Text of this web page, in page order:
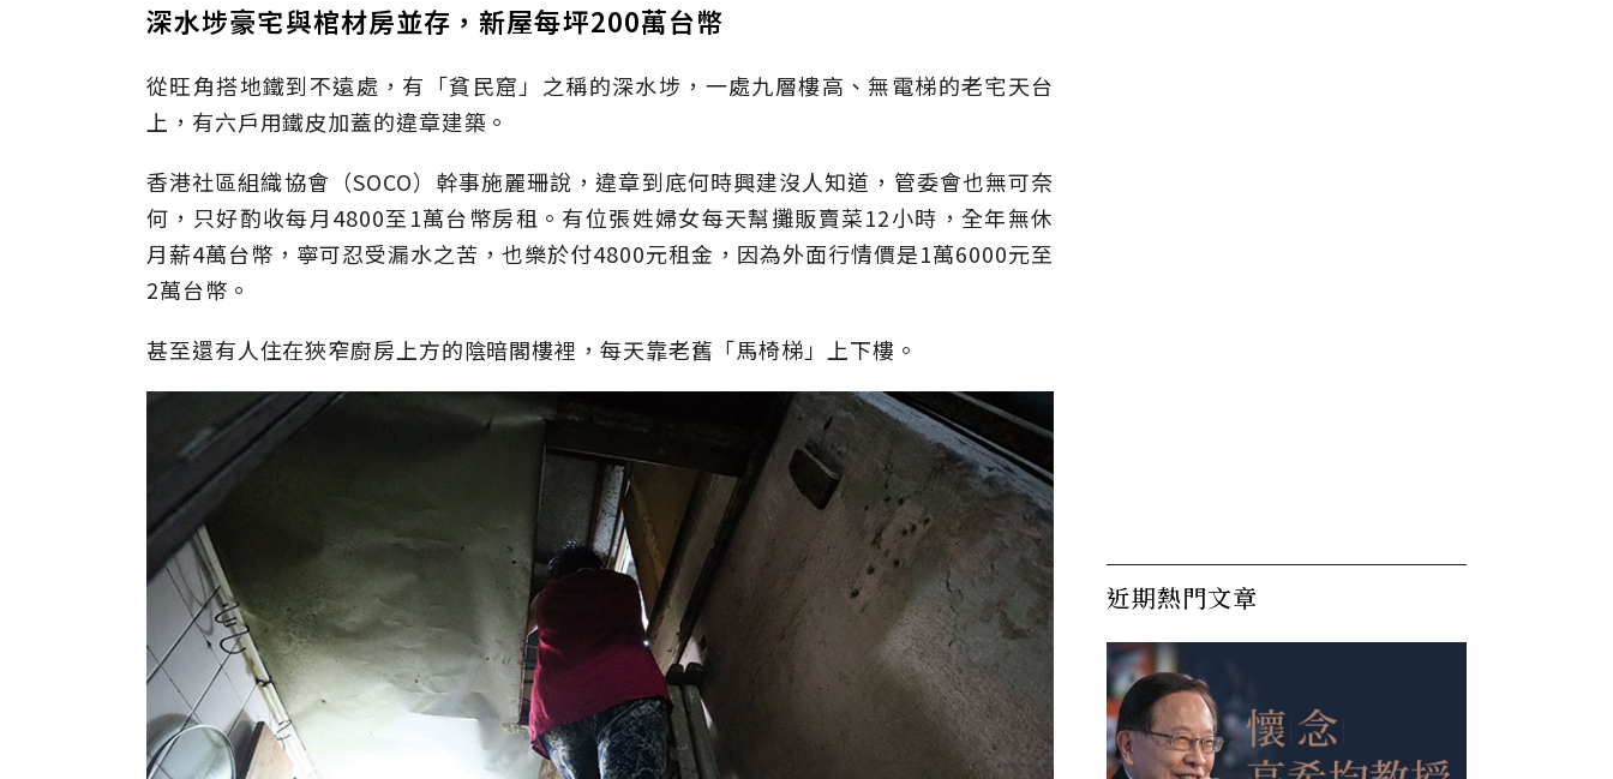
深水埗豪宅與棺材房並存，新屋每坪200萬台幣
從旺角搭地鐵到不遠處，有「貧民窟」之稱的深水埗，一處九層樓高、無電梯的老宅天台
上，有六戶用鐵皮加蓋的違章建築。
香港社區組織協會（SOCO）幹事施麗珊說，違章到底何時興建沒人知道，管委會也無可奈
何，只好酌收每月4800至1萬台幣房租。有位張姓婦女每天幫攤販賣菜12小時，全年無休
月薪4萬台幣，寧可忍受漏水之苦，也樂於付4800元租金，因為外面行情價是1萬6000元至
2萬台幣。
甚至還有人住在狹窄廚房上方的陰暗閣樓裡，每天靠老舊「馬椅梯」上下樓。
近期熱門文章